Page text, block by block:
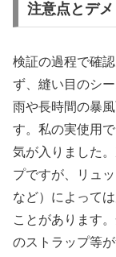
注意点とデメ
検証の過程で確
ず、縫い目のシ
雨や長時間の暴
す。私の実使用
気が入りました
プですが、リュ
など）によって
ことがあります
のストラップ等